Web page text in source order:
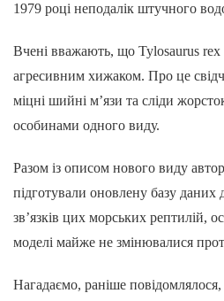
1979 році неподалік штучного
Вчені вважають, що Tylosaurus rex
агресивним хижаком. Про це
міцні шийні м’язи та сліди
особинами одного виду.
Разом із описом нового виду
підготували оновлену базу даних
зв’язків цих морських рептилій,
моделі майже не змінювалися
Нагадаємо, раніше